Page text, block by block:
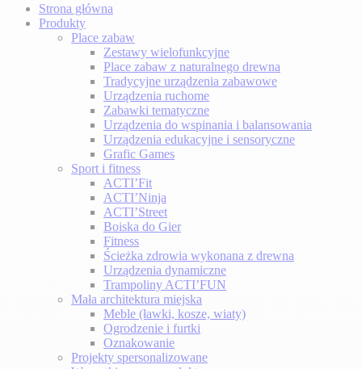
Strona główna
Produkty
Place zabaw
Zestawy wielofunkcyjne
Place zabaw z naturalnego drewna
Tradycyjne urządzenia zabawowe
Urządzenia ruchome
Zabawki tematyczne
Urządzenia do wspinania i balansowania
Urządzenia edukacyjne i sensoryczne
Grafic Games
Sport i fitness
ACTI’Fit
ACTI’Ninja
ACTI’Street
Boiska do Gier
Fitness
Ścieżka zdrowia wykonana z drewna
Urządzenia dynamiczne
Trampoliny ACTI’FUN
Mała architektura miejska
Meble (ławki, kosze, wiaty)
Ogrodzenie i furtki
Oznakowanie
Projekty spersonalizowane